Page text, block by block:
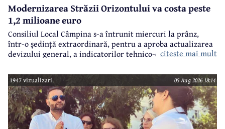
Modernizarea Străzii Orizontului va costa peste
1,2 milioane euro
Consiliul Local Câmpina s-a întrunit miercuri la prânz,
într-o ședință extraordinară, pentru a aproba actualizarea
devizului general, a indicatorilor tehnico-economici și a
realizarea modernizării Străzii Orizontului, obiectiv
finanțat prin Programul Național de Investiții ”Anghel
Saligny”.
citeste mai mult
1947 vizualizari 05 Aug 2026 18:14